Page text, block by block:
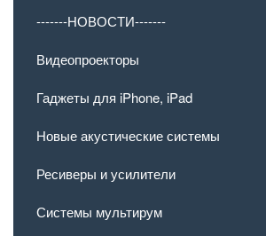
-------НОВОСТИ-------
Видеопроекторы
Гаджеты для iPhone, iPad
Новые акустические системы
Ресиверы и усилители
Системы мультирум